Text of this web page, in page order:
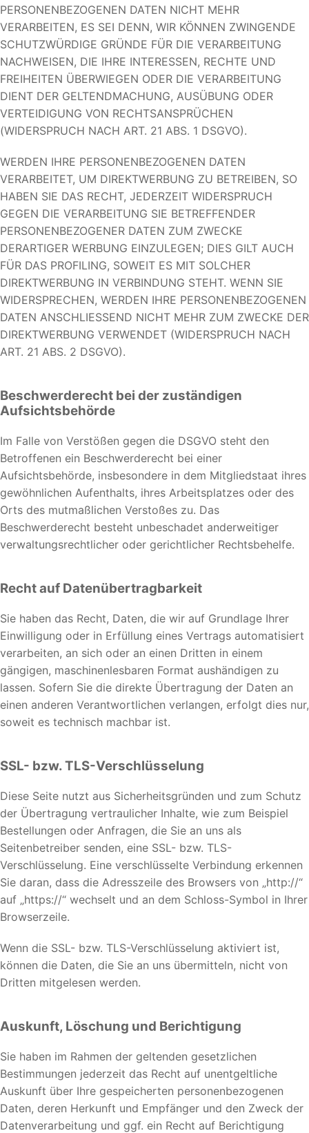
PERSONENBEZOGENEN DATEN NICHT MEHR
VERARBEITEN, ES SEI DENN, WIR KÖNNEN ZWINGENDE
SCHUTZWÜRDIGE GRÜNDE FÜR DIE VERARBEITUNG
NACHWEISEN, DIE IHRE INTERESSEN, RECHTE UND
FREIHEITEN ÜBERWIEGEN ODER DIE VERARBEITUNG
DIENT DER GELTENDMACHUNG, AUSÜBUNG ODER
VERTEIDIGUNG VON RECHTSANSPRÜCHEN
(WIDERSPRUCH NACH ART. 21 ABS. 1 DSGVO).
WERDEN IHRE PERSONENBEZOGENEN DATEN
VERARBEITET, UM DIREKTWERBUNG ZU BETREIBEN, SO
HABEN SIE DAS RECHT, JEDERZEIT WIDERSPRUCH
GEGEN DIE VERARBEITUNG SIE BETREFFENDER
PERSONENBEZOGENER DATEN ZUM ZWECKE
DERARTIGER WERBUNG EINZULEGEN; DIES GILT AUCH
FÜR DAS PROFILING, SOWEIT ES MIT SOLCHER
DIREKTWERBUNG IN VERBINDUNG STEHT. WENN SIE
WIDERSPRECHEN, WERDEN IHRE PERSONENBEZOGENEN
DATEN ANSCHLIESSEND NICHT MEHR ZUM ZWECKE DER
DIREKTWERBUNG VERWENDET (WIDERSPRUCH NACH
ART. 21 ABS. 2 DSGVO).
Beschwerde­recht bei der zuständigen
Aufsichts­behörde
Im Falle von Verstößen gegen die DSGVO steht den
Betroffenen ein Beschwerderecht bei einer
Aufsichtsbehörde, insbesondere in dem Mitgliedstaat ihres
gewöhnlichen Aufenthalts, ihres Arbeitsplatzes oder des
Orts des mutmaßlichen Verstoßes zu. Das
Beschwerderecht besteht unbeschadet anderweitiger
verwaltungsrechtlicher oder gerichtlicher Rechtsbehelfe.
Recht auf Daten­übertrag­barkeit
Sie haben das Recht, Daten, die wir auf Grundlage Ihrer
Einwilligung oder in Erfüllung eines Vertrags automatisiert
verarbeiten, an sich oder an einen Dritten in einem
gängigen, maschinenlesbaren Format aushändigen zu
lassen. Sofern Sie die direkte Übertragung der Daten an
einen anderen Verantwortlichen verlangen, erfolgt dies nur,
soweit es technisch machbar ist.
SSL- bzw. TLS-Verschlüsselung
Diese Seite nutzt aus Sicherheitsgründen und zum Schutz
der Übertragung vertraulicher Inhalte, wie zum Beispiel
Bestellungen oder Anfragen, die Sie an uns als
Seitenbetreiber senden, eine SSL- bzw. TLS-
Verschlüsselung. Eine verschlüsselte Verbindung erkennen
Sie daran, dass die Adresszeile des Browsers von „http://“
auf „https://“ wechselt und an dem Schloss-Symbol in Ihrer
Browserzeile.
Wenn die SSL- bzw. TLS-Verschlüsselung aktiviert ist,
können die Daten, die Sie an uns übermitteln, nicht von
Dritten mitgelesen werden.
Auskunft, Löschung und Berichtigung
Sie haben im Rahmen der geltenden gesetzlichen
Bestimmungen jederzeit das Recht auf unentgeltliche
Auskunft über Ihre gespeicherten personenbezogenen
Daten, deren Herkunft und Empfänger und den Zweck der
Datenverarbeitung und ggf. ein Recht auf Berichtigung